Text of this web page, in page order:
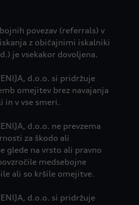
povezav (referrals) v
z običajnimi iskalniki
je vsekakor dovoljena.
d.o.o. si pridržuje
omejitev brez navajanja
in v vse smeri.
d.o.o. ne prevzema
za škodo ali
glede na vrsto ali pravno
medsebojne
ali so kršile omejitve.
d.o.o. si pridržuje